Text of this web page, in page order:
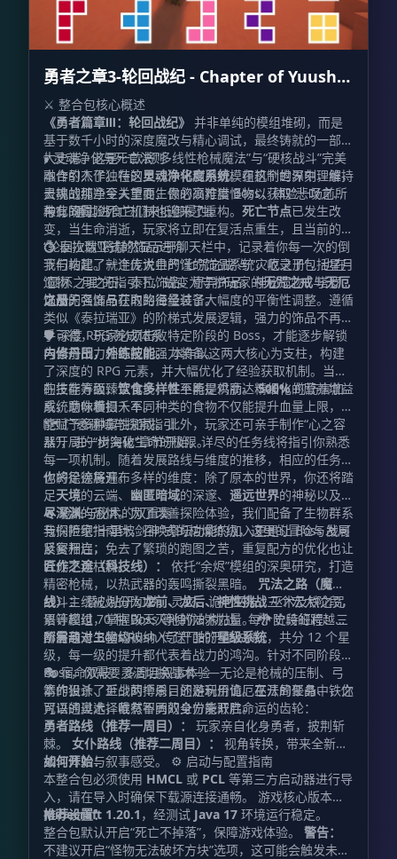
勇者之章3-轮回战纪 - Chapter of Yuusha
Ⅲ
⚔️ 整合包核心概述
《勇者篇章Ⅲ：轮回战纪》 并非单纯的模组堆砌，而是
基于数千小时的深度魔改与精心调试，最终铸就的一部宏
大史诗。这是一款将“多线性枪械魔法”与“硬核战斗”完美
融合的杰作。在这里，你将利用对模组机制的深刻理解，
去挑战那些令人望而生畏的高难度 Boss，体验一场前所
未有的冒险。
🕯️ 灵魂净化与死亡法则
本作引入了独特的灵魂净化度系统。在这个世界中，维持
灵魂的纯净至关重要，你必须狩猎怪物以获取“悲叹之
种”，通过进食它们来抵御侵蚀。
与此同时，死亡机制也迎来了重构。 死亡节点已发生改
变，当生命消逝，玩家将立即在复活点重生，且当前的
“轮回次数”将赫然显示于聊天栏中，记录着你每一次的倒
下与站起。就连传说中的“七咒之戒”与“灾厄之册”，也在
“圆环之理”的指引下，蜕变为守护玩家的无咒之戒与无厄
之册。
💍 泰拉瑞亚式的饰品进阶
我们构建了一个庞大且严谨的饰品系统，收录了包括星月
遗物、月之石、泰拉饰品、奇异饰品、神秘遗物、塔罗牌
以及无名饰品在内的海量装备。
饰品的强度与获取路径经过了大幅度的平衡性调整。遵循
类似《泰拉瑞亚》的阶梯式发展逻辑，强力的饰品不再唾
手可得，玩家必须击败特定阶段的 Boss，才能逐步解锁
与当前战力相匹配的强力装备。
🛡️ 深度 RPG 养成体系
内修丹田，外练技能。本作以这两大核心为支柱，构建
了深度的 RPG 元素，并大幅优化了经验获取机制。当你
的技能等级臻至化境，甚至能提供高达500%的伤害加
成，助你横扫千军。
在生存方面，饮食多样性不再是鸡肋。精细化的营养增益
系统意味着摄入不同种类的食物不仅能提升血量上限，还
能赋予多种属性加成。此外，玩家还可亲手制作“心之容
器”，进一步突破生命的极限。
🗺️ 广袤疆域与探索指引
从开局的“树海化”章节开始，详尽的任务线将指引你熟悉
每一项机制。随着发展路线与维度的推移，相应的任务链
也将徐徐展开。
你的足迹将遍布多样的维度：除了原本的世界，你还将踏
足天境的云端、 幽匿暗域的深邃、 遥远世界的神秘以及极
尽深渊的恐惧。为了改善探险体验，我们配备了生物群系
与探险家指南针，召唤祭坛功能的加入更是让 Boss 战可
反复开启，免去了繁琐的跑图之苦，重复配方的优化也让
合成不再枯燥。
🔥 枪火与秘术的双重奏
我们拒绝“十里坡剑神”式的枯燥练级，这里的冒险与发展
紧密相连：
匠作之途（科技线）：
依托“余烬”模组的深奥研究，打造
精密枪械，以热武器的轰鸣撕裂黑暗。 咒法之路（魔法
线）：潜心钻研幻梦、灵灾、诡厄巫法、巫术及铁之咒
语等模组，掌握毁天灭地的法术力量。 🐉 史诗征程：三
阶层与十二星级
战斗主线被划分为龙前、龙后、神性挑战三个宏大阶段，
累计超过 70 种 Boss 等待你的挑战。每个阶段的跨越，
都需通过 Boss Rush 传送门的严酷试炼。
所有敌对生物均被纳入了严酷的星级系统，共分 12 个星
级，每一级的提升都代表着战力的鸿沟。针对不同阶段的
Boss，你需要灵活切换战术——无论是枪械的压制、弓
箭的狙杀、近战的搏杀，还是利用诡厄巫法的聚晶、铁之
咒语的奥术，唯有智勇双全方能取胜。
🎭 宿命双岐：多周目叙事体验
本作设计了至少两个周目的游玩价值。在开局任务中，你
可以通过选择截然不同的身份来开启命运的齿轮：
勇者路线（推荐一周目）：
玩家亲自化身勇者，披荆斩
棘。 女仆路线（推荐二周目）：
视角转换，带来全新的
战斗体验与叙事感受。 ⚙️ 启动与配置指南
如何开始：
本整合包必须使用 HMCL 或 PCL 等第三方启动器进行导
入，请在导入时确保下载源连接通畅。 游戏核心版本为
Minecraft 1.20.1 ，经测试 Java 17 环境运行稳定。
推荐设置：
整合包默认开启“死亡不掉落”，保障游戏体验。 警告：
不建议开启“怪物无法破坏方块”选项，这可能会触发未知